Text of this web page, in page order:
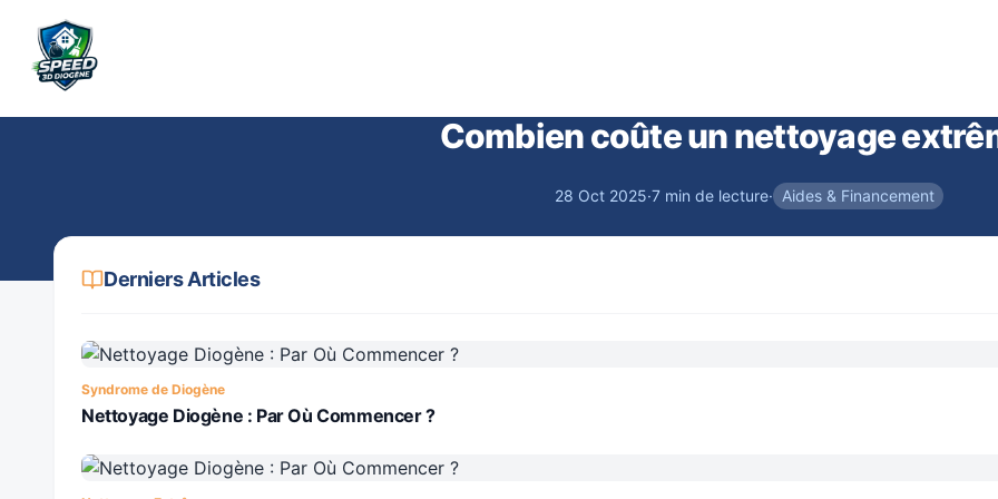
Retour au blog
Combien coûte un nettoyage
28 Oct 2025·7 min de lecture· Aides & Financement
Derniers Articles
Syndrome de Diogène
Nettoyage Diogène : Par Où Commencer ?